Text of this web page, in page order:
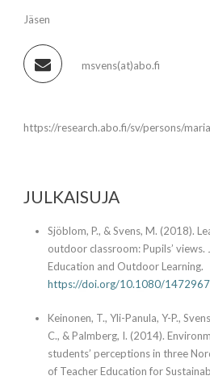
Jäsen
msvens(at)abo.fi
https://research.abo.fi/sv/persons/
JULKAISUJA
Sjöblom, P., & Svens, M. (2018).
outdoor classroom: Pupils’
Education and Outdoor Learning.
https://doi.org/10.1080/
Keinonen, T., Yli-Panula, Y-P.,
C., & Palmberg, I. (2014).
students’ perceptions in three
of Teacher Education for